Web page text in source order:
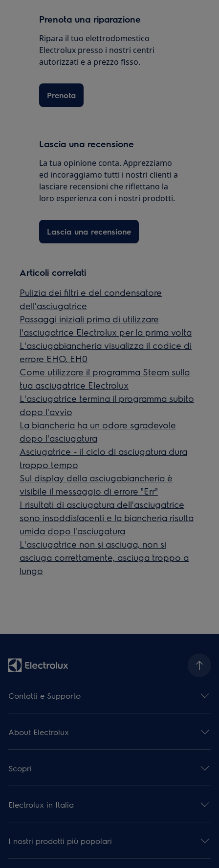
Prenota una riparazione
Ripara il tuo elettrodomestico
Electrolux presso i nostri centri
autorizzati e a prezzo fisso.
Prenota
Lascia una recensione
La tua opinione conta. Apprezziamo
ed incoraggiamo tutti i nostri clienti a
lasciare recensioni che riflettano la
loro esperienza con i nostri prodotti.
Lascia una recensione
Articoli correlati
Pulizia dei filtri e del condensatore
dell'asciugatrice
Passaggi iniziali prima di utilizzare
l'asciugatrice Electrolux per la prima volta
L'asciugabiancheria visualizza il codice di
errore EHO, EH0
Come utilizzare il programma Steam sulla
tua asciugatrice Electrolux
L'asciugatrice termina il programma subito
dopo l'avvio
La biancheria ha un odore sgradevole
dopo l'asciugatura
Asciugatrice - il ciclo di asciugatura dura
troppo tempo
Sul display della asciugabiancheria è
visibile il messaggio di errore "Err"
I risultati di asciugatura dell'asciugatrice
sono insoddisfacenti e la biancheria risulta
umida dopo l'asciugatura
L'asciugatrice non si asciuga, non si
asciuga correttamente, asciuga troppo a
lungo
Contatti e Supporto
About Electrolux
Scopri
Electrolux in Italia
I nostri prodotti più popolari